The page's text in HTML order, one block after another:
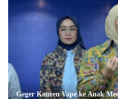
Geger Konten Vape ke Anak